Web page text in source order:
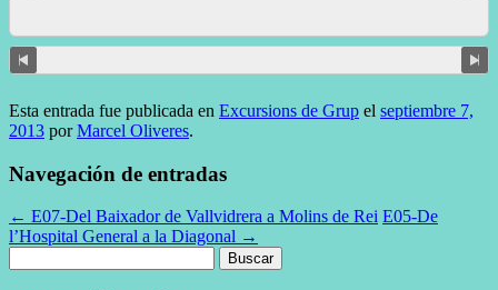
Esta entrada fue publicada en Excursions de Grup el septiembre 7,
2013 porMarcel Oliveres.
Navegación de entradas
← E07-Del Baixador de Vallvidrera a Molins de Rei E05-De
l’Hospital General a la Diagonal →